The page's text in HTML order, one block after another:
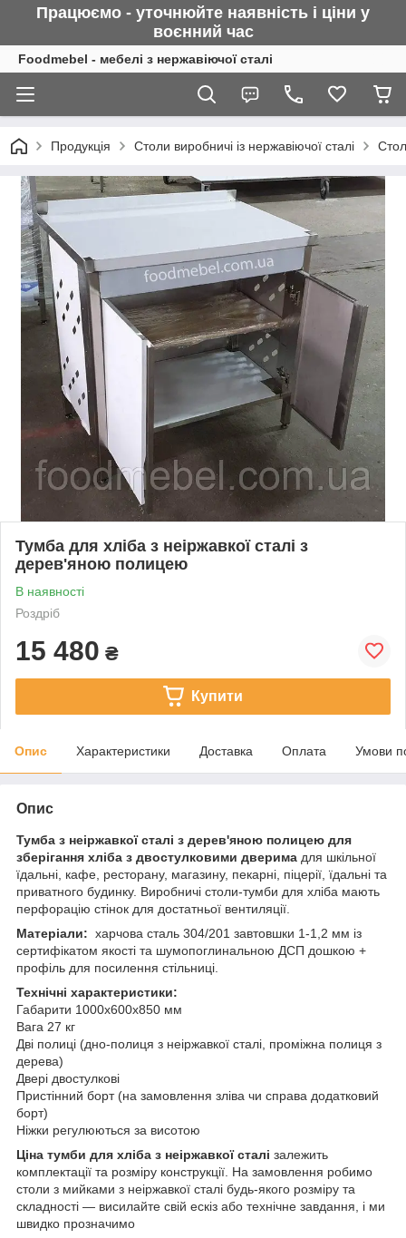
Працюємо - уточнюйте наявність і ціни у
воєнний час
Foodmebel - мебелі з нержавіючої сталі
Продукція Столи виробничі із нержавіючої сталі
Тумба для хліба з неіржавкої сталі з
дерев'яною полицею
В наявності
Роздріб
15 480 ₴
Купити
Опис Характеристики Доставка Оплата Умови
Опис
Тумба з неіржавкої сталі з дерев'яною полицею для
зберігання хліба з двостулковими дверима для шкільної
їдальні, кафе, ресторану, магазину, пекарні, піцерії, їдальні та
приватного будинку. Виробничі столи-тумби для хліба мають
перфорацію стінок для достатньої вентиляції.
Матеріали: харчова сталь 304/201 завтовшки 1-1,2 мм із
сертифікатом якості та шумопоглинальною ДСП дошкою +
профіль для посилення стільниці.
Технічні характеристики:
Габарити 1000х600х850 мм
Вага 27 кг
Дві полиці (дно-полиця з неіржавкої сталі, проміжна полиця з
дерева)
Двері двостулкові
Пристінний борт (на замовлення зліва чи справа додатковий
борт)
Ніжки регулюються за висотою
Ціна тумби для хліба з неіржавкої сталі залежить
комплектації та розміру конструкції. На замовлення робимо
столи з мийками з неіржавкої сталі будь-якого розміру та
складності — висилайте свій ескіз або технічне завдання, і ми
швидко прозначимо